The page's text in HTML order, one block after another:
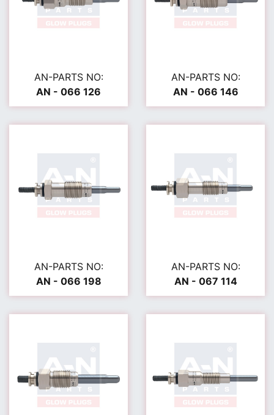
AN-PARTS NO:
AN - 066 126
AN-PARTS NO:
AN - 066 146
AN-PARTS NO:
AN - 066 198
AN-PARTS NO:
AN - 067 114